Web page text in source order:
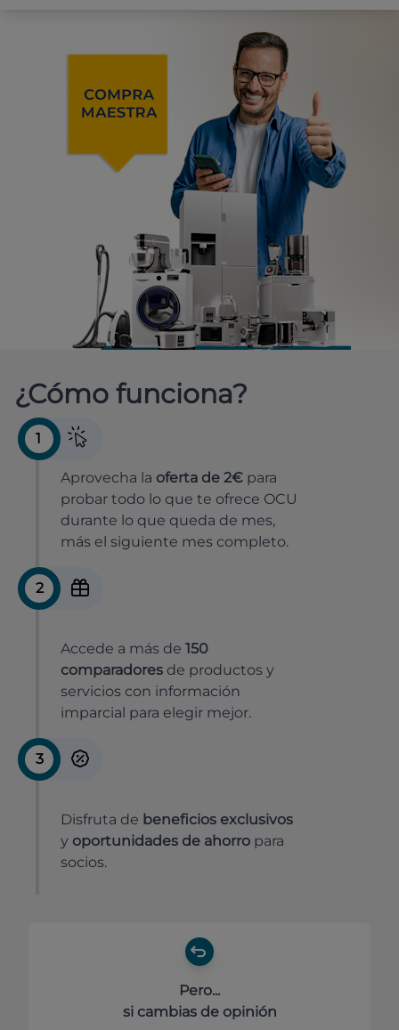
¿Cómo funciona?
1
Aprovecha la oferta de 2€ para
probar todo lo que te ofrece OCU
durante lo que queda de mes,
más el siguiente mes completo.
2
Accede a más de 150
comparadores de productos y
servicios con información
imparcial para elegir mejor.
3
Disfruta de beneficios exclusivos
y oportunidades de ahorro para
socios.
Pero...
si cambias de opinión